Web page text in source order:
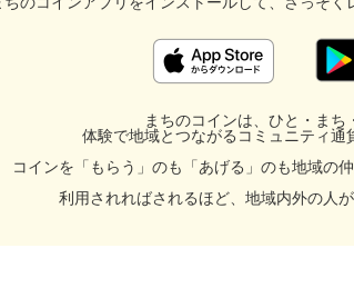
まちのコインは、ひと・まち
体験で地域とつながるコミュニティ通
コインを「もらう」のも「あげる」のも地域の
利用されればされるほど、地域内外の人